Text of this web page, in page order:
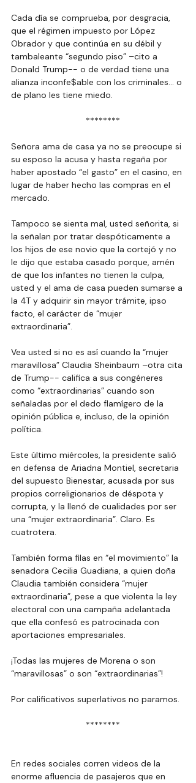
Cada día se comprueba, por desgracia,
que el régimen impuesto por López
Obrador y que continúa en su débil y
tambaleante “segundo piso” –cito a
Donald Trump-- o de verdad tiene una
alianza inconfe$able con los criminales… o
de plano les tiene miedo.
********
Señora ama de casa ya no se preocupe si
su esposo la acusa y hasta regaña por
haber apostado “el gasto” en el casino, en
lugar de haber hecho las compras en el
mercado.
Tampoco se sienta mal, usted señorita, si
la señalan por tratar despóticamente a
los hijos de ese novio que la cortejó y no
le dijo que estaba casado porque, amén
de que los infantes no tienen la culpa,
usted y el ama de casa pueden sumarse a
la 4T y adquirir sin mayor trámite, ipso
facto, el carácter de “mujer
extraordinaria”.
Vea usted si no es así cuando la “mujer
maravillosa” Claudia Sheinbaum –otra cita
de Trump-- califica a sus congéneres
como “extraordinarias” cuando son
señaladas por el dedo flamígero de la
opinión pública e, incluso, de la opinión
política.
Este último miércoles, la presidente salió
en defensa de Ariadna Montiel, secretaria
del supuesto Bienestar, acusada por sus
propios correligionarios de déspota y
corrupta, y la llenó de cualidades por ser
una “mujer extraordinaria”. Claro. Es
cuatrotera.
También forma filas en “el movimiento” la
senadora Cecilia Guadiana, a quien doña
Claudia también considera “mujer
extraordinaria”, pese a que violenta la ley
electoral con una campaña adelantada
que ella confesó es patrocinada con
aportaciones empresariales.
¡Todas las mujeres de Morena o son
“maravillosas” o son “extraordinarias”!
Por calificativos superlativos no paramos.
********
En redes sociales corren videos de la
enorme afluencia de pasajeros que en